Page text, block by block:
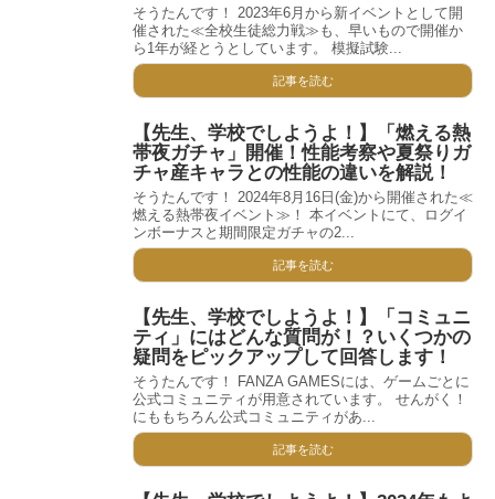
そうたんです！ 2023年6月から新イベントとして開
催された≪全校生徒総力戦≫も、早いもので開催か
ら1年が経とうとしています。 模擬試験...
記事を読む
【先生、学校でしようよ！】「燃える熱
帯夜ガチャ」開催！性能考察や夏祭りガ
チャ産キャラとの性能の違いを解説！
そうたんです！ 2024年8月16日(金)から開催された≪
燃える熱帯夜イベント≫！ 本イベントにて、ログイ
ンボーナスと期間限定ガチャの2...
記事を読む
【先生、学校でしようよ！】「コミュニ
ティ」にはどんな質問が！？いくつかの
疑問をピックアップして回答します！
そうたんです！ FANZA GAMESには、ゲームごとに
公式コミュニティが用意されています。 せんがく！
にももちろん公式コミュニティがあ...
記事を読む